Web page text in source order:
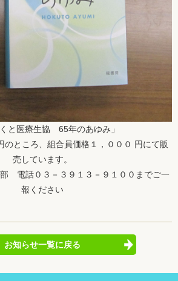
くと医療生協 65年のあゆみ」
のところ、組合員価格１，０００ 円にて販
売しています。
電話０３－３９１３－９１００までご一
報ください
お知らせ一覧に戻る